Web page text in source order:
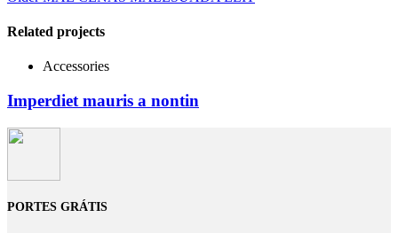
Related projects
Accessories
Imperdiet mauris a nontin
PORTES GRÁTIS